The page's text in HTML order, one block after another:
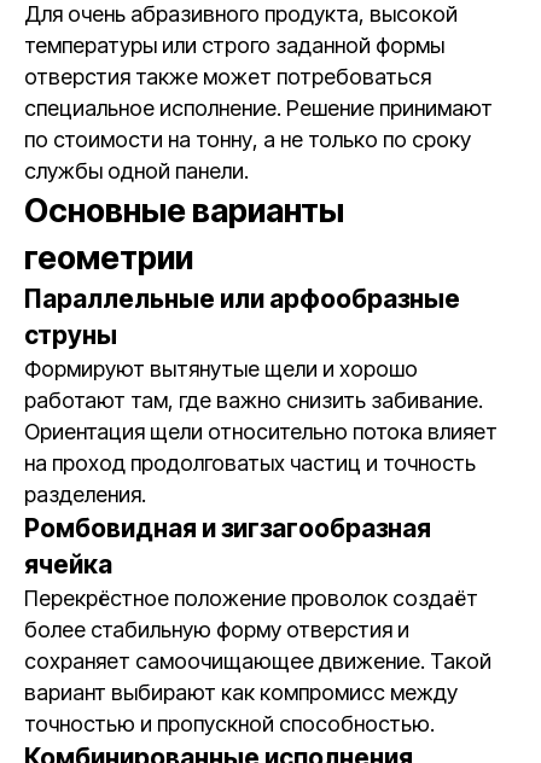
Для очень абразивного продукта, высокой
температуры или строго заданной формы
отверстия также может потребоваться
специальное исполнение. Решение принимают
по стоимости на тонну, а не только по сроку
службы одной панели.
Основные варианты
геометрии
Параллельные или арфообразные
струны
Формируют вытянутые щели и хорошо
работают там, где важно снизить забивание.
Ориентация щели относительно потока влияет
на проход продолговатых частиц и точность
разделения.
Ромбовидная и зигзагообразная
ячейка
Перекрёстное положение проволок создаёт
более стабильную форму отверстия и
сохраняет самоочищающее движение. Такой
вариант выбирают как компромисс между
точностью и пропускной способностью.